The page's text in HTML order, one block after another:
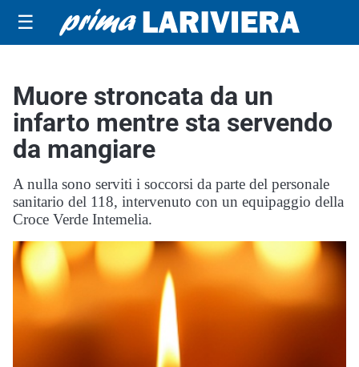
☰
Muore stroncata da un
infarto mentre sta servendo
da mangiare
A nulla sono serviti i soccorsi da parte del personale
sanitario del 118, intervenuto con un equipaggio della
Croce Verde Intemelia.